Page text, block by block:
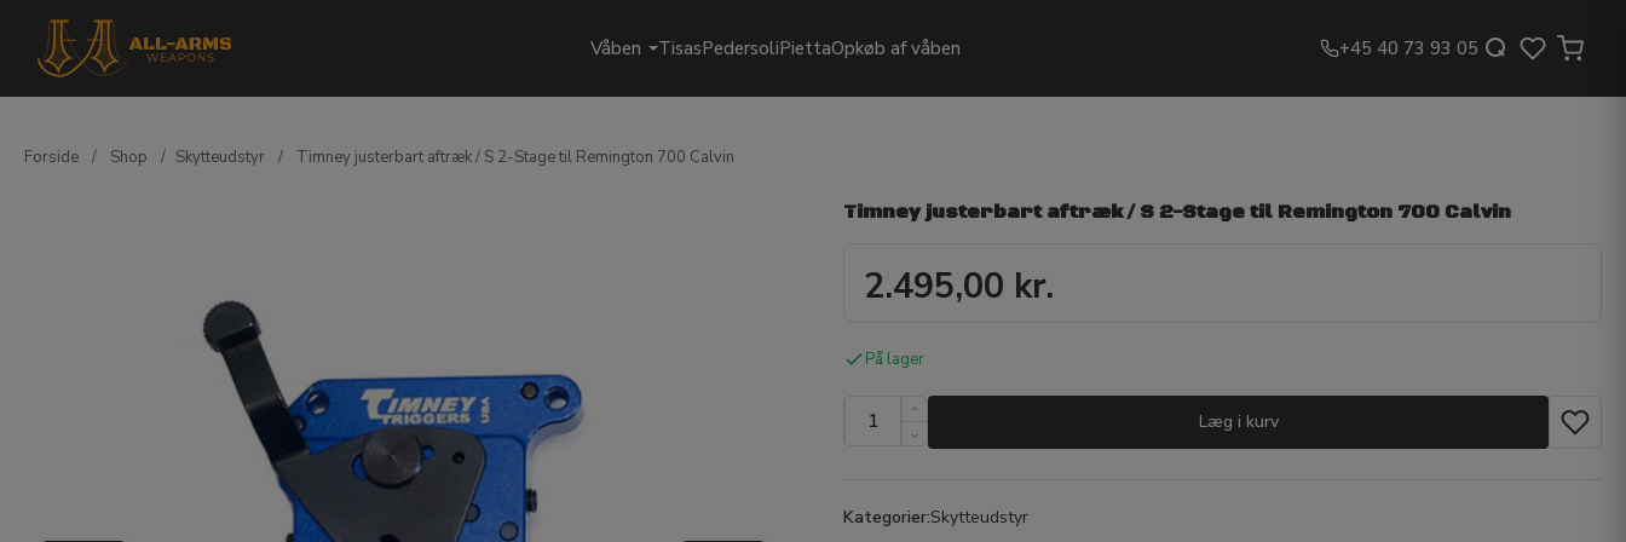
Våben TisasPedersoliPiettaOpkøb af våben +45 40 73 93 05
Forside / Shop / Skytteudstyr / Timney justerbart aftræk / S 2-Stage til Remington 700 Calvin
Timney justerbart aftræk / S 2-Stage til Remington 700 Calvin
2.495,00 kr.
På lager
Læg i kurv
Kategorier:Skytteudstyr